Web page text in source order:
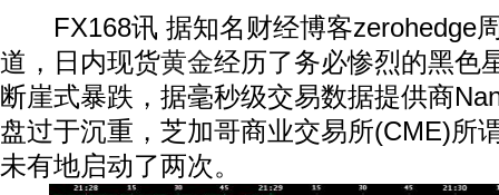
FX168讯 据知名财经博客zerohedge
道，日内现货黄金经历了务必惨烈的黑色
断崖式暴跌，据毫秒级交易数据提供商
盘过于沉重，芝加哥商业交易所(CME)所
未有地启动了两次。